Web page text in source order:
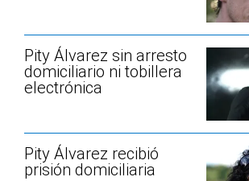
Pity Álvarez sin arresto
domiciliario ni tobillera
electrónica
Pity Álvarez recibió
prisión domiciliaria